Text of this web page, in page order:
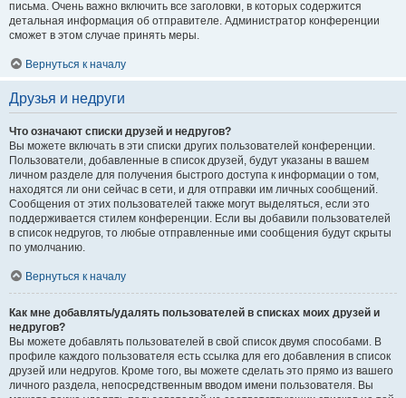
письма. Очень важно включить все заголовки, в которых содержится
детальная информация об отправителе. Администратор конференции
сможет в этом случае принять меры.
Вернуться к началу
Друзья и недруги
Что означают списки друзей и недругов?
Вы можете включать в эти списки других пользователей конференции.
Пользователи, добавленные в список друзей, будут указаны в вашем
личном разделе для получения быстрого доступа к информации о том,
находятся ли они сейчас в сети, и для отправки им личных сообщений.
Сообщения от этих пользователей также могут выделяться, если это
поддерживается стилем конференции. Если вы добавили пользователей
в список недругов, то любые отправленные ими сообщения будут скрыты
по умолчанию.
Вернуться к началу
Как мне добавлять/удалять пользователей в списках моих друзей и
недругов?
Вы можете добавлять пользователей в свой список двумя способами. В
профиле каждого пользователя есть ссылка для его добавления в список
друзей или недругов. Кроме того, вы можете сделать это прямо из вашего
личного раздела, непосредственным вводом имени пользователя. Вы